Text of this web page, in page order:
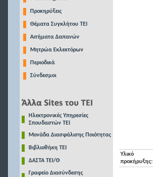
Προκηρύξεις
Θέματα Συγκλήτου ΤΕΙ
Αιτήματα Δαπανών
Μητρώα Εκλεκτόρων
Περιοδικά
Σύνδεσμοι
Ηλεκτρονικές Υπηρεσίες
Σπουδαστών ΤΕΙ
Μονάδα Διασφάλισης Ποιότητας
Βιβλιοθήκη ΤΕΙ
ΔΑΣΤΑ ΤΕΙ/Θ
Γραφείο Διασύνδεσης
Υλικό
προκήρυξης: